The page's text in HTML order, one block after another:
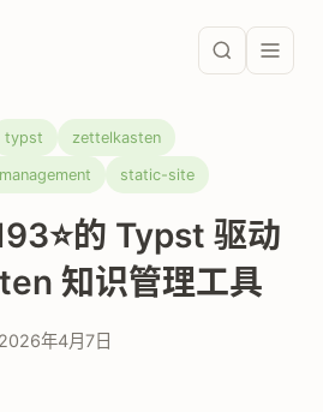
typst zettelkasten
static-site
的 Typst 驱动
知识管理工具
2026年4月7日